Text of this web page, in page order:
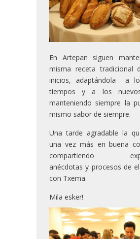
En Artepan siguen
misma receta tradicional
inicios, adaptándola a
tiempos y a los
manteniendo siempre la
mismo sabor de siempre.
Una tarde agradable la
una vez más en buena
compartiendo
anécdotas y procesos de
con Txema.
Mila esker!